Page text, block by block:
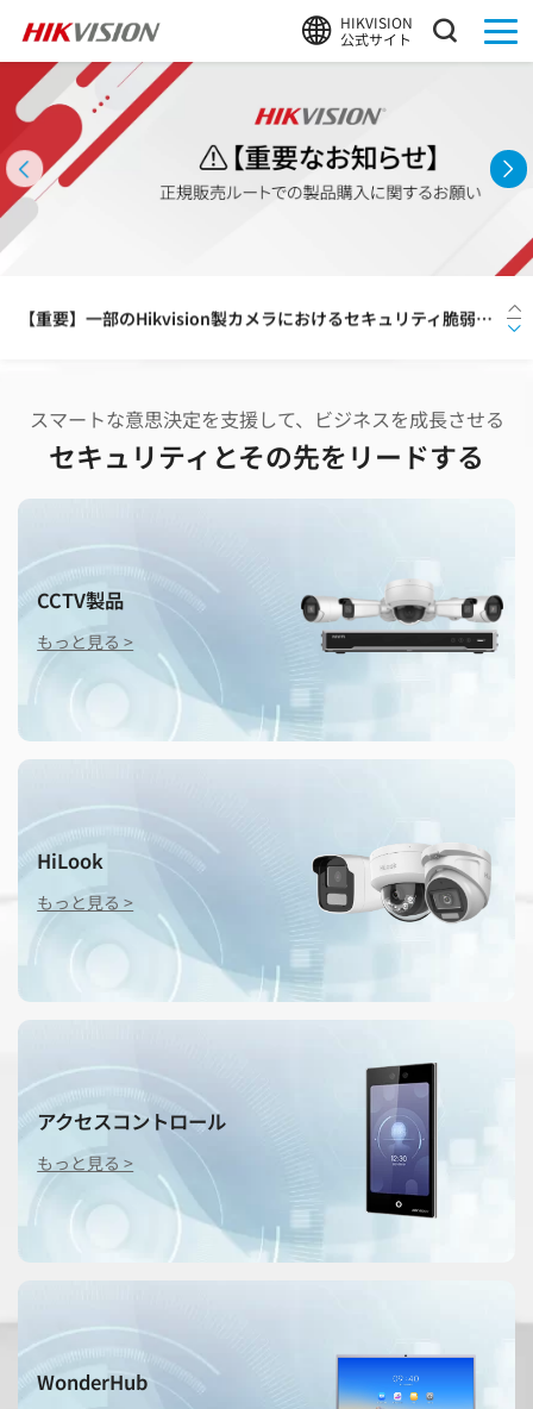
HIKVISION
公式サイト
HIKVISION、熊検知AIアルゴリズム搭載カメラによる実証を支援
【重要】一部のHikvision製カメラにおけるセキュリティ脆弱性に関するお知らせと対応のお願い
HIKVISION、熊検知AIアルゴリズム搭載カメラによる実証を支援
夏季休業のお知らせ
スマートな意思決定を支援して、ビジネスを成長させる
セキュリティとその先をリードする
CCTV製品
もっと見る >
HiLook
もっと見る >
アクセスコントロール
もっと見る >
WonderHub